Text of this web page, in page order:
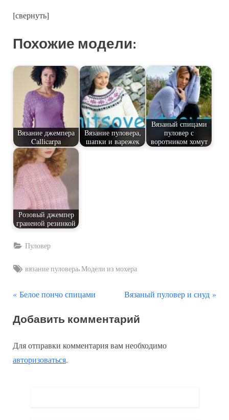
[свернуть]
Похожие модели:
Вязание джемпера
Callicarpa
Вязание пуловера,
шапки и варежек
Вязаный спицами
пуловер с
воротником хомут
Розовый джемпер
граненой резинкой
Пуловер
Tags:
вязание пуловера,Модели из мохера
Навигация
по
записям
П
е
ы
д
Белое пончо спицами
С
е
у
Вязаный пуловер и снуд
Добавить комментарий
Для отправки комментария вам необходимо
авторизоваться.